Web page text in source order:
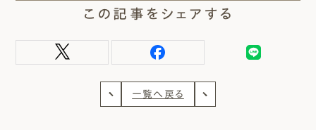
この記事をシェアする
一覧へ戻る